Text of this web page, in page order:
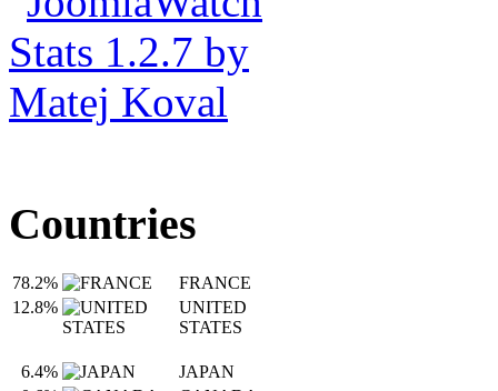
Countries
78.2%
FRANCE
12.8%
UNITED
STATES
6.4%
JAPAN